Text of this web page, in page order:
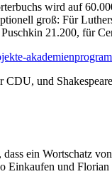
wird auf
groß: Für
21.200, für
CDU, und
dass ein Wortschatz
Einkaufen und